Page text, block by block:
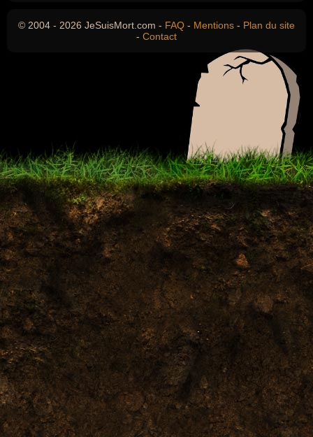
© 2004 - 2026 JeSuisMort.com - FAQ - Mentions - Plan du site
- Contact